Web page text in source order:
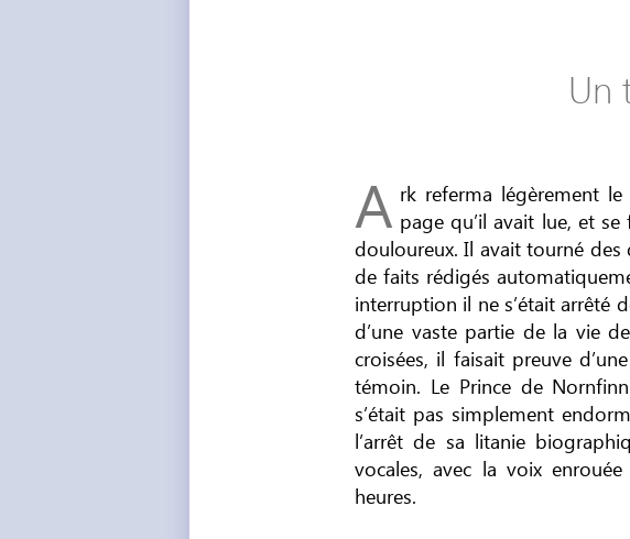
Un
A rk referma légèrement
page qu’il avait lue, et
douloureux. Il avait tourné
de faits rédigés
interruption il ne s’était arrêté
d’une vaste partie de la vie
croisées, il faisait preuve
témoin. Le Prince de
s’était pas simplement
l’arrêt de sa litanie
vocales, avec la voix
heures.